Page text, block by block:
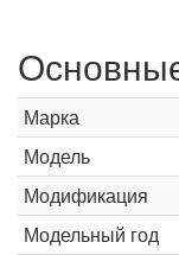
Марка
Модель
Модификация
Модельный год